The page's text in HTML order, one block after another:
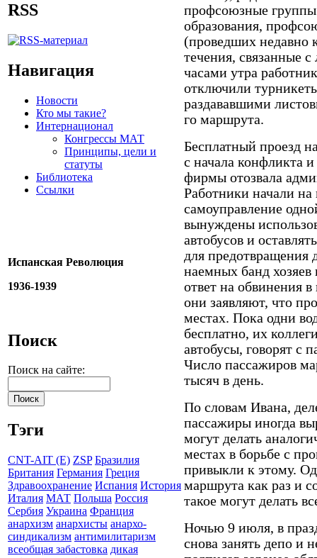
RSS
Навигация
Новости
Кто мы такие?
Интернационал
Конгрессы МАТ
Принципы, цели и
статуты
Библиотека
Ссылки
Испанская Революция
1936-1939
Поиск
Поиск на сайте:
Тэги
CNT-AIT (E) ZSP Бразилия
Британия Германия Греция
Здравоохранение Испания История
Италия МАТ Польша Россия
Сербия Украина Франция
анархизм анархисты анархо-
синдикализм антимилитаризм
всеобщая забастовка дикая
профсоюзные
образования,
(проведших недавно
течения, связанные
часами утра
отключили
раздававшими
го маршрута.
Бесплатный проезд
с начала конфликта
фирмы отозвала
Работники начали на
самоуправление
вынуждены
автобусов и
для предотвращения
наемных банд
ответ на обвинения
они заявляют, что
местах. Пока одни
бесплатно, их
автобусы, говорят с
Число пассажиров
тысяч в день.
По словам Ивана,
пассажиры иногда
могут делать
местах в борьбе с
привыкли к этому.
маршрута как раз и
такое могут делать
Ночью 9 июля, в
снова занять депо и